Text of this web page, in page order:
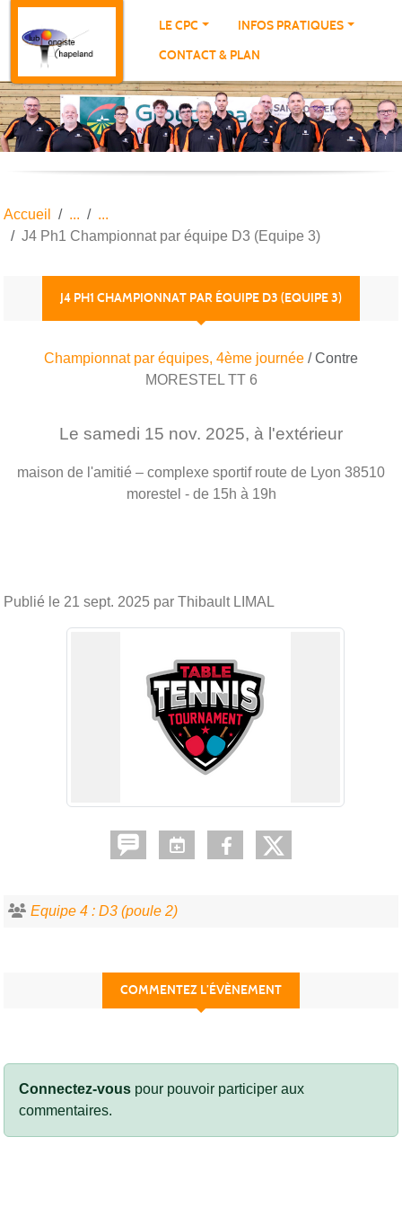
LE CPC
INFOS PRATIQUES
CONTACT & PLAN
Accueil
J4 Ph1 Championnat par équipe D3 (Equipe 3)
J4 PH1 CHAMPIONNAT PAR ÉQUIPE D3 (EQUIPE 3)
Championnat par équipes, 4ème journée / Contre
MORESTEL TT 6
Le samedi 15 nov. 2025, à l'extérieur
maison de l'amitié – complexe sportif route de Lyon 38510
morestel - de 15h à 19h
Publié le 21 sept. 2025 par Thibault LIMAL
Equipe 4 : D3 (poule 2)
COMMENTEZ L’ÉVÈNEMENT
Connectez-vous pour pouvoir participer aux
commentaires.
Panneau de gestion des cookies